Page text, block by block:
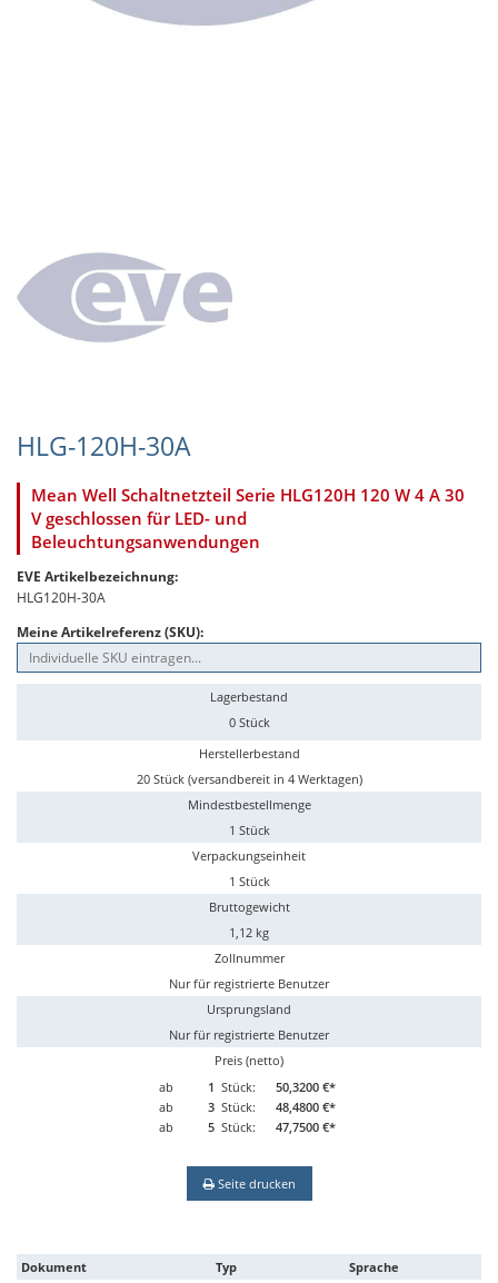
HLG-120H-30A
Mean Well Schaltnetzteil Serie HLG120H 120 W 4 A 30
V geschlossen für LED- und
Beleuchtungsanwendungen
EVE Artikelbezeichnung:
HLG120H-30A
Meine Artikelreferenz (SKU):
Lagerbestand
0 Stück
Herstellerbestand
20 Stück (versandbereit in 4 Werktagen)
Mindestbestellmenge
1 Stück
Verpackungseinheit
1 Stück
Bruttogewicht
1,12 kg
Zollnummer
Nur für registrierte Benutzer
Ursprungsland
Nur für registrierte Benutzer
Preis (netto)
ab
1 Stück:
50,3200 €*
ab
3 Stück:
48,4800 €*
ab
5 Stück: 47,7500 €*
Seite drucken
Dokument Typ
Sprache